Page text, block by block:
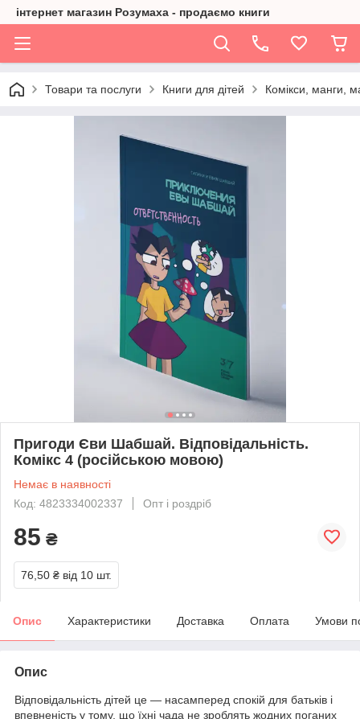
інтернет магазин Розумаха - продаємо книги
Товари та послуги Книги для дітей Комікси, манги,
Пригоди Єви Шабшай. Відповідальність.
Комікс 4 (російською мовою)
Немає в наявності
Код: 4823334002337
Опт і роздріб
85 ₴
76,50 ₴ від 10 шт.
Опис Характеристики Доставка Оплата Умови
Опис
Відповідальність дітей це — насамперед спокій для батьків і
впевненість у тому, що їхні чада не зроблять жодних поганих